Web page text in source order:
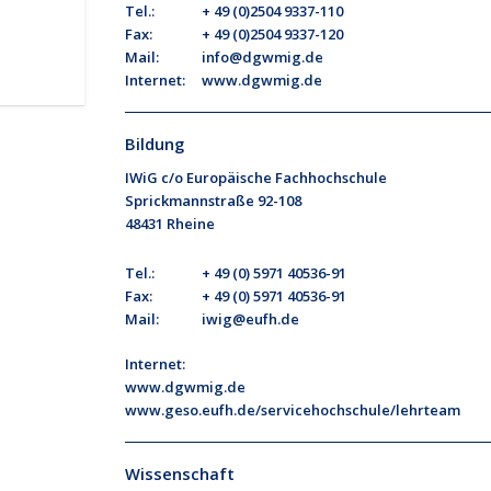
Tel.:
+ 49 (0)2504 9337-110
Fax:
+ 49 (0)2504 9337-120
Mail:
info@dgwmig.de
Internet:
www.dgwmig.de
Bildung
IWiG c/o Europäische Fachhochschule
Sprickmannstraße 92-108
48431 Rheine
Tel.:
+ 49 (0) 5971 40536-91
Fax:
+ 49 (0) 5971 40536-91
Mail:
iwig@eufh.de
Internet:
www.dgwmig.de
www.geso.eufh.de/servicehochschule/lehrteam
Wissenschaft